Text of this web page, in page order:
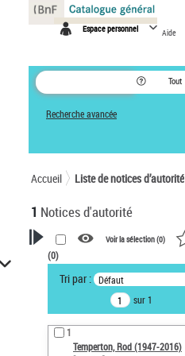
Espace personnel Aide
Tout
Recherche avancée
Accueil Liste de notices d’autorité
1 Notices d'autorité
VOTRE RECHERCHE
Recherche avancée dans les
notices d’autorité
Œuvres liées à l'auteur :
Temperton, Rod (1947-2016)
Voir la sélection (0)
(0)
Tri par : Défaut
sur 1
1
Temperton, Rod (1947-2016)
Panneau de gestion des cookies